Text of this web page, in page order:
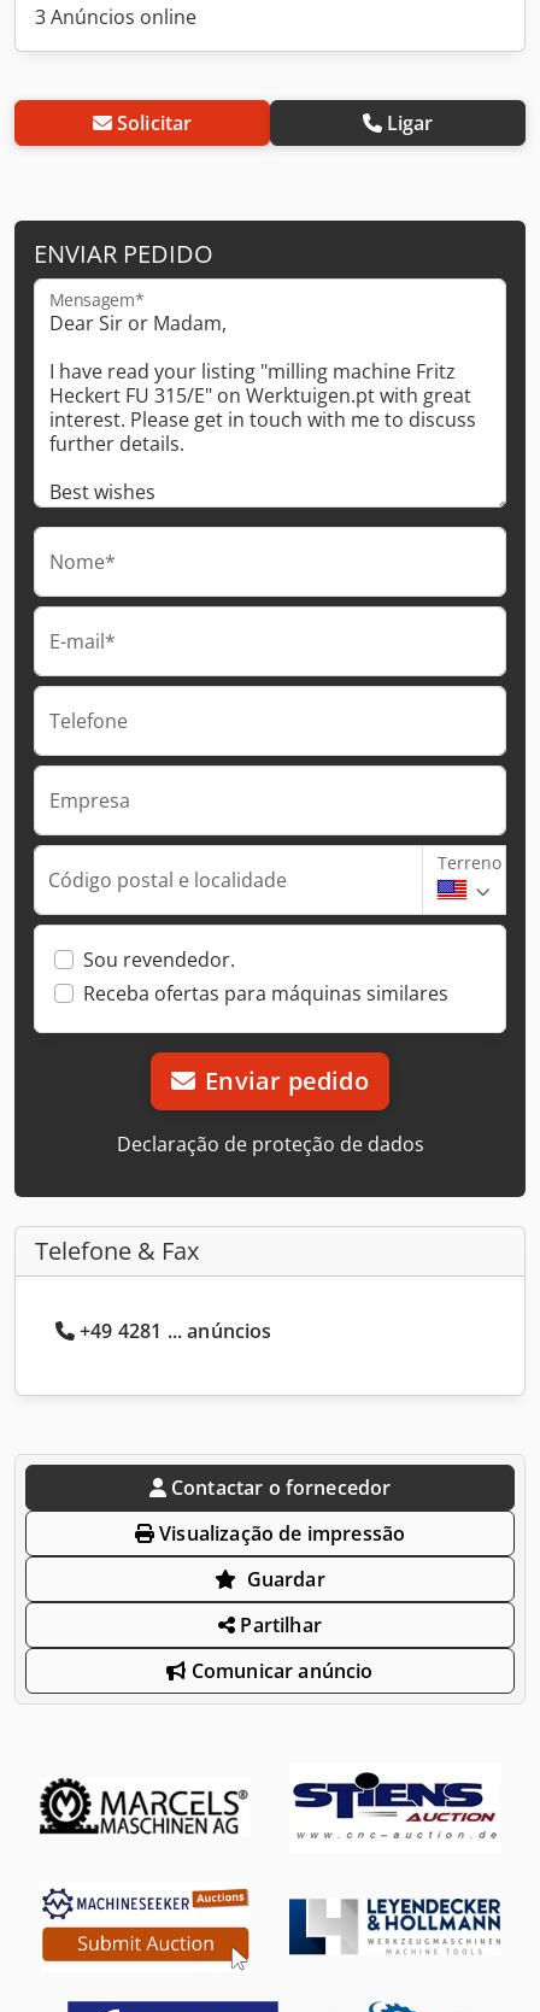
3 Anúncios online
Solicitar Ligar
ENVIAR PEDIDO
Mensagem*
Nome*
E-mail*
Telefone
Empresa
Código postal e localidade
Terreno
Sou revendedor.
Receba ofertas para máquinas similares
Enviar pedido
Declaração de proteção de dados
Telefone & Fax
+49 4281 ... anúncios
Contactar o fornecedor
Visualização de impressão
Guardar
Partilhar
Comunicar anúncio